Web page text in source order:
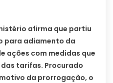
afirma que partiu
para adiamento da
ações com medidas que
tarifas. Procurado
da prorrogação, o